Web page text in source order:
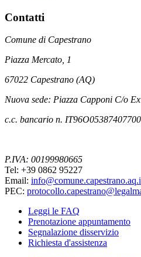
Contatti
Comune di Capestrano
Piazza Mercato, 1
67022 Capestrano (AQ)
Nuova sede: Piazza Capponi C/o
c.c. bancario n.
P.IVA: 00199980665
Tel: +39 0862 95227
Email:
PEC:
Leggi le FAQ
Prenotazione appuntamento
Segnalazione disservizio
Richiesta d'assistenza